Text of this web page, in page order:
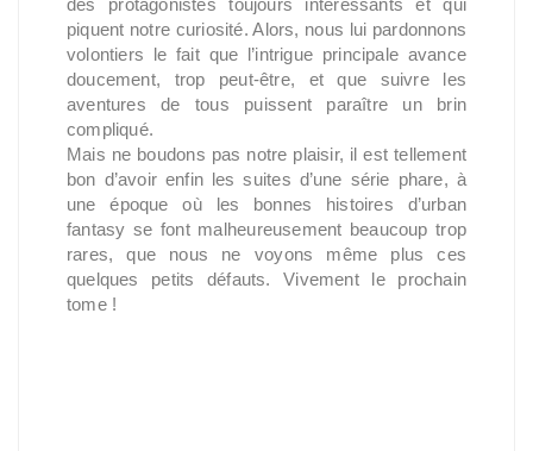
des protagonistes toujours intéressants et qui
piquent notre curiosité. Alors, nous lui pardonnons
volontiers le fait que l’intrigue principale avance
doucement, trop peut-être, et que suivre les
aventures de tous puissent paraître un brin
compliqué.
Mais ne boudons pas notre plaisir, il est tellement
bon d’avoir enfin les suites d’une série phare, à
une époque où les bonnes histoires d’urban
fantasy se font malheureusement beaucoup trop
rares, que nous ne voyons même plus ces
quelques petits défauts. Vivement le prochain
tome !